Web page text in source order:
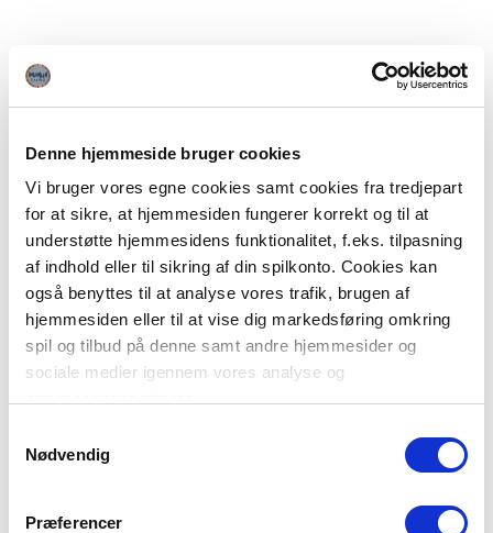
Denne hjemmeside bruger cookies
Vi bruger vores egne cookies samt cookies fra tredjepart
for at sikre, at hjemmesiden fungerer korrekt og til at
understøtte hjemmesidens funktionalitet, f.eks. tilpasning
af indhold eller til sikring af din spilkonto. Cookies kan
også benyttes til at analyse vores trafik, brugen af
hjemmesiden eller til at vise dig markedsføring omkring
spil og tilbud på denne samt andre hjemmesider og
sociale medier igennem vores analyse og
Du kan læse mere om vores brug af cookies under
"Detaljer" eller ved at klikke videre til vores Cookiepolitik,
Nødvendig
Præferencer